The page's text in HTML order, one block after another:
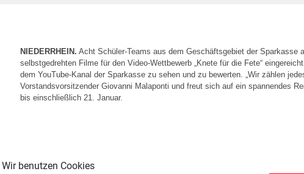
NIEDERRHEIN. Acht Schüler-Teams aus dem Geschäftsgebiet der Sparkasse
selbstgedrehten Filme für den Video-Wettbewerb „Knete für die Fete“
dem YouTube-Kanal der Sparkasse zu sehen und zu bewerten. „Wir zählen
Vorstandsvorsitzender Giovanni Malaponti und freut sich auf ein spannendes
bis einschließlich 21. Januar.
Wir benutzen Cookies